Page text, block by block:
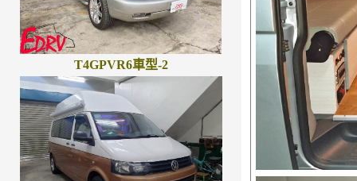
T4GPVR6車型-2